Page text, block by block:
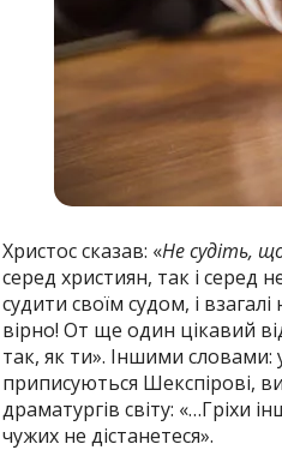
Христос сказав: «Не судіть,
серед християн, так і
судити своїм судом, і
вірно! От ще один цікавий
так, як ти». Іншими словами:
приписуються Шекспірові,
драматургів світу: «…Гріхи
чужих не дістанетеся».